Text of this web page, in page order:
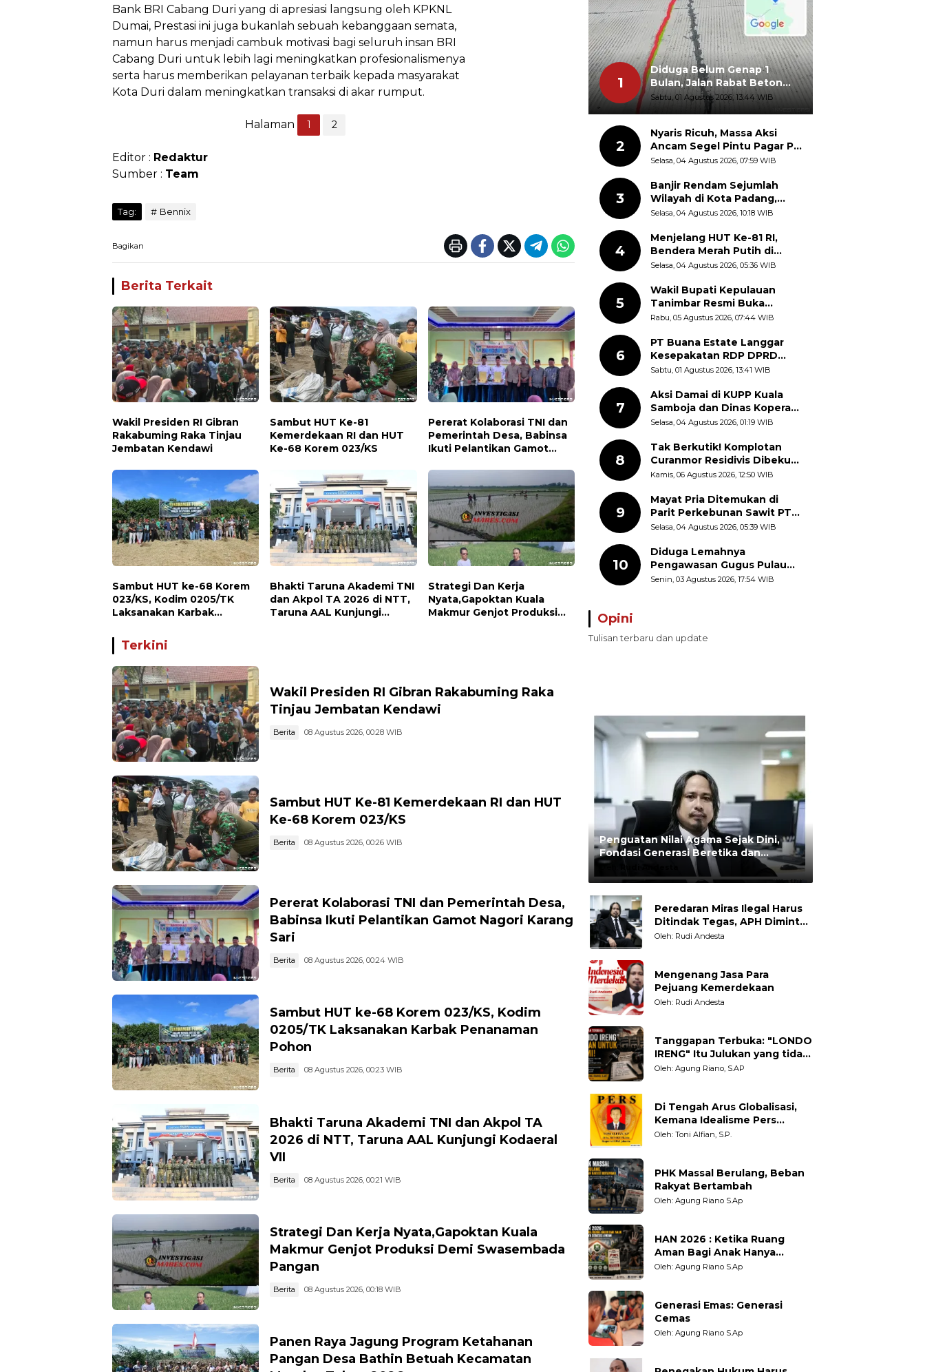
Bank BRI Cabang Duri yang di apresiasi langsung oleh KPKNL
Dumai, Prestasi ini juga bukanlah sebuah kebanggaan semata,
namun harus menjadi cambuk motivasi bagi seluruh insan BRI
Cabang Duri untuk lebih lagi meningkatkan profesionalismenya
serta harus memberikan pelayanan terbaik kepada masyarakat
Kota Duri dalam meningkatkan transaksi di akar rumput.
Halaman 1 2
Editor : Redaktur
Sumber : Team
Tag: Bennix
Bagikan
Berita Terkait
Wakil Presiden RI Gibran
Rakabuming Raka Tinjau
Jembatan Kendawi
Sambut HUT Ke-81
Kemerdekaan RI dan HUT
Ke-68 Korem 023/KS
Pererat Kolaborasi TNI dan
Pemerintah Desa, Babinsa
Ikuti Pelantikan Gamot
Sambut HUT ke-68 Korem
023/KS, Kodim 0205/TK
Laksanakan Karbak
Bhakti Taruna Akademi TNI
dan Akpol TA 2026 di NTT,
Taruna AAL Kunjungi
Strategi Dan Kerja
Nyata,Gapoktan Kuala
Makmur Genjot Produksi
Terkini
Wakil Presiden RI Gibran Rakabuming Raka
Tinjau Jembatan Kendawi
Berita 08 Agustus 2026, 00:28 WIB
Sambut HUT Ke-81 Kemerdekaan RI dan HUT
Ke-68 Korem 023/KS
Berita 08 Agustus 2026, 00:26 WIB
Pererat Kolaborasi TNI dan Pemerintah Desa,
Babinsa Ikuti Pelantikan Gamot Nagori Karang
Sari
Berita 08 Agustus 2026, 00:24 WIB
Sambut HUT ke-68 Korem 023/KS, Kodim
0205/TK Laksanakan Karbak Penanaman
Pohon
Berita 08 Agustus 2026, 00:23 WIB
Bhakti Taruna Akademi TNI dan Akpol TA
2026 di NTT, Taruna AAL Kunjungi Kodaeral
VII
Berita 08 Agustus 2026, 00:21 WIB
Strategi Dan Kerja Nyata,Gapoktan Kuala
Makmur Genjot Produksi Demi Swasembada
Pangan
Berita 08 Agustus 2026, 00:18 WIB
Panen Raya Jagung Program Ketahanan
Pangan Desa Bathin Betuah Kecamatan
1
Diduga Belum Genap 1
Bulan, Jalan Rabat Beton
Gidanglo - Guwosobokerto
Sudah Pecah
Sabtu, 01 Agustus 2026, 13:44 WIB
2
Nyaris Ricuh, Massa Aksi
Ancam Segel Pintu Pagar PT
Pabrik Gula Gorontalo
Selasa, 04 Agustus 2026, 07:59 WIB
3
Banjir Rendam Sejumlah
Wilayah di Kota Padang,
Proses Evakuasi Warga
Selasa, 04 Agustus 2026, 10:18 WIB
4
Menjelang HUT Ke-81 RI,
Bendera Merah Putih di
Kantor Dinas Kehutanan
Selasa, 04 Agustus 2026, 05:36 WIB
5
Wakil Bupati Kepulauan
Tanimbar Resmi Buka
Rangkaian Peringatan HUT
Diajak Perkuat Semangat
Nasionalisme
Rabu, 05 Agustus 2026, 07:44 WIB
6
PT Buana Estate Langgar
Kesepakatan RDP DPRD
Sumut: Pasang Pilar Tapal
Libatkan Masyarakat
Sabtu, 01 Agustus 2026, 13:41 WIB
7
Aksi Damai di KUPP Kuala
Samboja dan Dinas Koperasi
Kukar, Tuntut Keadilan dan
Selasa, 04 Agustus 2026, 01:19 WIB
8
Tak Berkutik! Komplotan
Curanmor Residivis Dibekuk
Polisi, Delapan Aksi
Terungkap
Kamis, 06 Agustus 2026, 12:50 WIB
9
Mayat Pria Ditemukan di
Parit Perkebunan Sawit PT
Hindoli Keluang, Polisi
Selasa, 04 Agustus 2026, 05:39 WIB
10
Diduga Lemahnya
Pengawasan Gugus Pulau
Provinsi Maluku Picu Dugaan
Senin, 03 Agustus 2026, 17:54 WIB
Opini
Tulisan terbaru dan update
Penguatan Nilai Agama Sejak Dini,
Fondasi Generasi Beretika dan
BermoralRudi Andesta
Peredaran Miras Ilegal Harus
Ditindak Tegas, APH Diminta
Tegakkan Hukum Tanpa
Oleh: Rudi Andesta
Mengenang Jasa Para
Pejuang Kemerdekaan
Oleh: Rudi Andesta
Tanggapan Terbuka: "LONDO
IRENG" Itu Julukan yang tidak
Adil untuk Wartawan,
Oleh: Agung Riano, S.AP
Di Tengah Arus Globalisasi,
Kemana Idealisme Pers
Berpihak?
Oleh: Toni Alfian, S.P.
PHK Massal Berulang, Beban
Rakyat Bertambah
Oleh: Agung Riano S.Ap
HAN 2026 : Ketika Ruang
Aman Bagi Anak Hanya
Sebatas Angan
Oleh: Agung Riano S.Ap
Generasi Emas: Generasi
Cemas
Oleh: Agung Riano S.Ap